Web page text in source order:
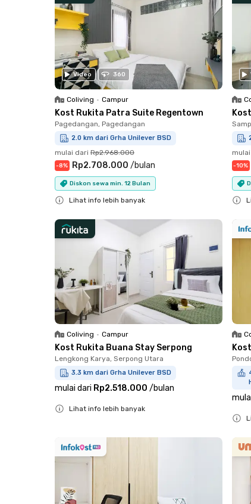
Video 360
Coliving • Campur
Kost Rukita Patra Suite Regentown
Pagedangan, Pagedangan
2.0 km dari Grha Unilever BSD
mulai dari Rp2.968.000
-8% Rp2.708.000 /bulan
Diskon sewa min. 12 Bulan
Lihat info lebih banyak
-10%
Coliving • Campur
Kost Rukita Buana Stay Serpong
Lengkong Karya, Serpong Utara
3.3 km dari Grha Unilever BSD
mulai dari Rp2.518.000 /bulan
Lihat info lebih banyak